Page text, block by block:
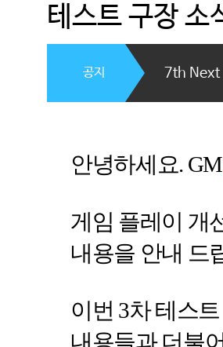
테스트 구장 소
7th Next
공지
안녕하세요. GM
게임 플레이 개
내용을 안내 드
이번 3차 테스
내용들과 더불어